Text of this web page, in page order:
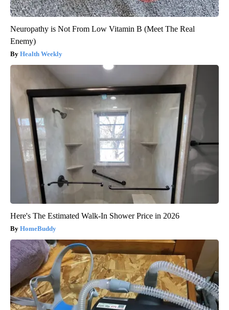
Neuropathy is Not From Low Vitamin B (Meet The Real
Enemy)
Health Weekly
Here's The Estimated Walk-In Shower Price in 2026
HomeBuddy